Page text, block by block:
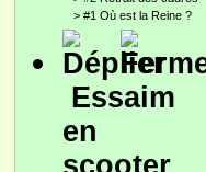
> #1 Où est la Reine ?
Essaim
en
scooter